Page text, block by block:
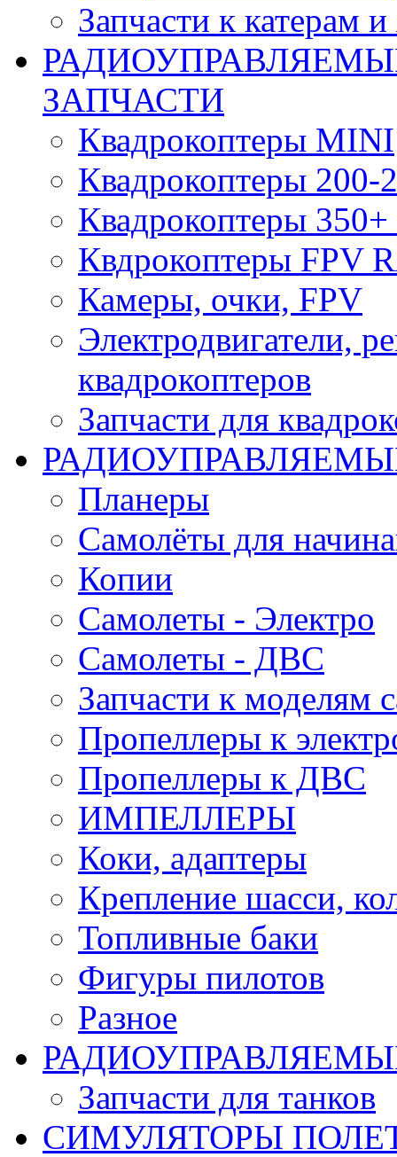
Запчасти к катерам
ЗАПЧАСТИ
Квадрокоптеры MINI
Квадрокоптеры 200-
Квадрокоптеры 350+
Квдрокоптеры FPV
Камеры, очки, FPV
Электродвигатели,
квадрокоптеров
Запчасти для
Планеры
Самолёты для
Копии
Самолеты - Электро
Самолеты - ДВС
Запчасти к моделям
Пропеллеры к
Пропеллеры к ДВС
ИМПЕЛЛЕРЫ
Коки, адаптеры
Крепление шасси,
Топливные баки
Фигуры пилотов
Разное
Запчасти для танков
СИМУЛЯТОРЫ